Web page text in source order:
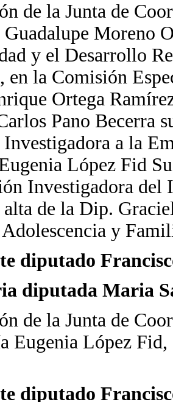
de la Junta de
Moreno
y el Desarrollo
en la Comisión
Ortega
Pano Becerra
a la
López Fid
Investigadora
de la Dip.
y
diputado
diputada Maria
de la Junta de
Eugenia López
diputado